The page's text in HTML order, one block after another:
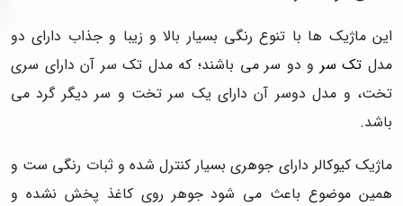
این ماژیک ها با تنوع رنگی بسیار بالا و زیبا و جذاب دارای دو
مدل تک سر و دو سر می باشند؛ که مدل تک سر آن دارای سری
تخت، و مدل دوسر آن دارای یک سر تخت و سر دیگر گرد می
باشد.
ماژیک کیوکالر دارای جوهری بسیار کنترل شده و ثبات رنگی ست و
همین موضوع باعث می شود جوهر روی کاغذ پخش نشده و